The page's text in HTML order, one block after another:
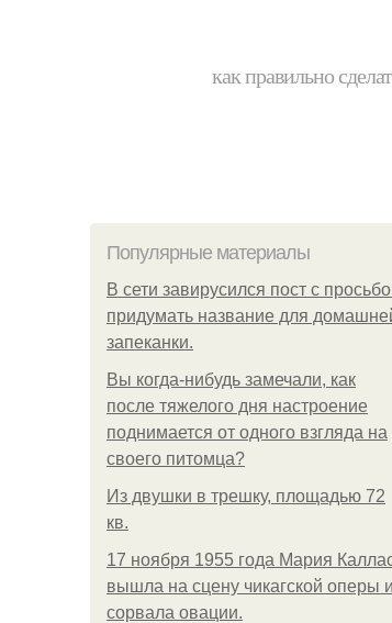
как правильно
Популярные материалы
В сети завирусился пост с
придумать название для
запеканки.
Вы когда-нибудь замечали, как
после тяжелого дня настроение
поднимается от одного взгляда на
своего питомца?
Из двушки в трешку, площадью 72
кв.
17 ноября 1955 года Мария
вышла на сцену чикагской оперы и
сорвала овации.